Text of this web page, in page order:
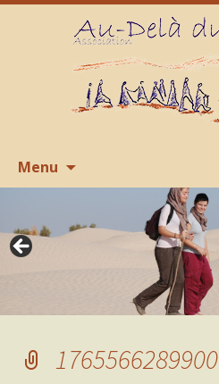
Menu
contenu
1765566289900